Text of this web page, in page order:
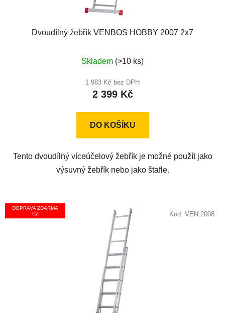
Dvoudílný žebřík VENBOS HOBBY 2007 2x7
hodnocení
produktu
je
z
Skladem (>10 ks)
1 983 Kč bez DPH
2 399 Kč
DO KOŠÍKU
Tento dvoudílný víceúčelový žebřík je možné použít jako
výsuvný žebřík nebo jako štafle.
DOPRAVA ZDARMA
CZ
Kód: VEN.2008